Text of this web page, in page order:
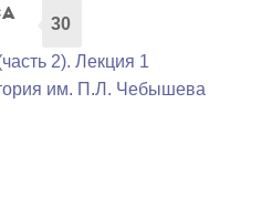
30
2). Лекция 1
им. П.Л. Чебышева